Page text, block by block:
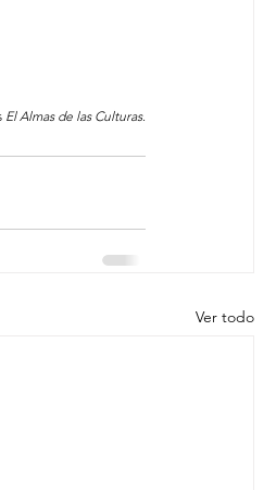
El Almas de las Culturas.
Ver todo